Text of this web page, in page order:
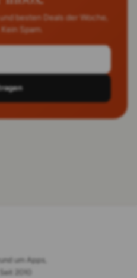
besten Deals der Woche,
Spam.
um Apps,
2010